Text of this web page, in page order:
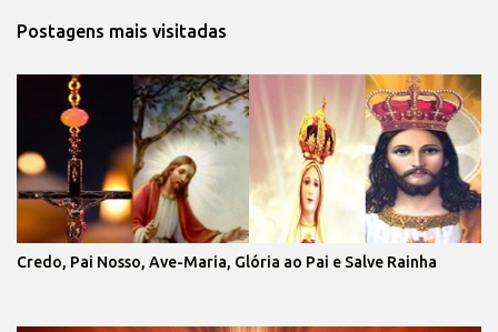
Postagens mais visitadas
Credo, Pai Nosso, Ave-Maria, Glória ao Pai e Salve Rainha